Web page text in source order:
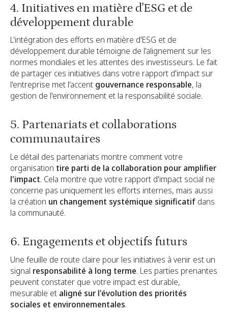
4. Initiatives en matière d'ESG et de
développement durable
L'intégration des efforts en matière d'ESG et de
développement durable témoigne de l'alignement sur les
normes mondiales et les attentes des investisseurs. Le fait
de partager ces initiatives dans votre rapport d'impact sur
l'entreprise met l'accent gouvernance responsable, la
gestion de l'environnement et la responsabilité sociale.
5. Partenariats et collaborations
communautaires
Le détail des partenariats montre comment votre
organisation tire parti de la collaboration pour amplifier
l'impact. Cela montre que votre rapport d'impact social ne
concerne pas uniquement les efforts internes, mais aussi
la création un changement systémique significatif dans
la communauté.
6. Engagements et objectifs futurs
Une feuille de route claire pour les initiatives à venir est un
signal responsabilité à long terme. Les parties prenantes
peuvent constater que votre impact est durable,
mesurable et aligné sur l'évolution des priorités
sociales et environnementales.